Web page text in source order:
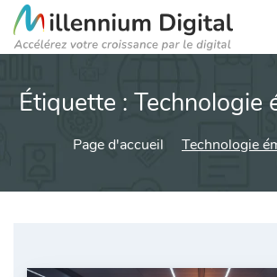
Étiquette : Technologie
Page d'accueil Technologie